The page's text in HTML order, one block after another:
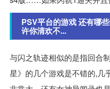
PSV平台的游戏 还有哪
许你清欢不...
与闪之轨迹相似的是指回合
星》的几个游戏是不错的,几